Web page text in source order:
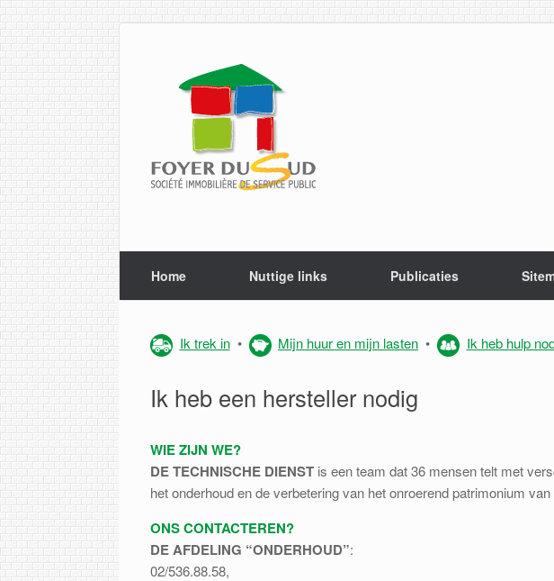
Home Nuttige links Publicaties
Ik trek in• Mijn huur en mijn lasten • Ik heb hulp
Ik heb een hersteller nodig
WIE ZIJN WE?
DE TECHNISCHE DIENST is een team dat 36 mensen telt met
het onderhoud en de verbetering van het onroerend patrimonium
ONS CONTACTEREN?
DE AFDELING “ONDERHOUD”:
02/536.88.58,